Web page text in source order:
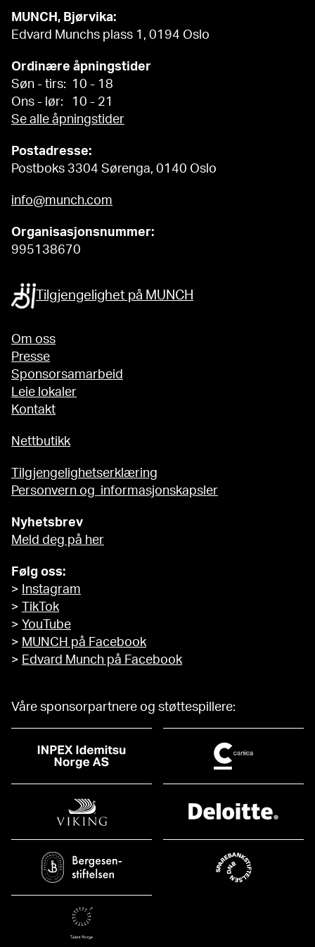
MUNCH, Bjørvika:
Edvard Munchs plass 1, 0194 Oslo
Ordinære åpningstider
Søn - tirs: 10 - 18
Ons - lør: 10 - 21
Se alle åpningstider
Postadresse:
Postboks 3304 Sørenga, 0140 Oslo
info@munch.com
Organisasjonsnummer:
995138670
Tilgjengelighet på MUNCH
Om oss
Presse
Sponsorsamarbeid
Leie lokaler
Kontakt
Nettbutikk
Tilgjengelighetserklæring
Personvern og informasjonskapsler
Nyhetsbrev
Meld deg på her
Følg oss:
>
Instagram
>
TikTok
> YouTube
> MUNCH på Facebook
> Edvard Munch på Facebook
Våre sponsorpartnere og støttespillere: